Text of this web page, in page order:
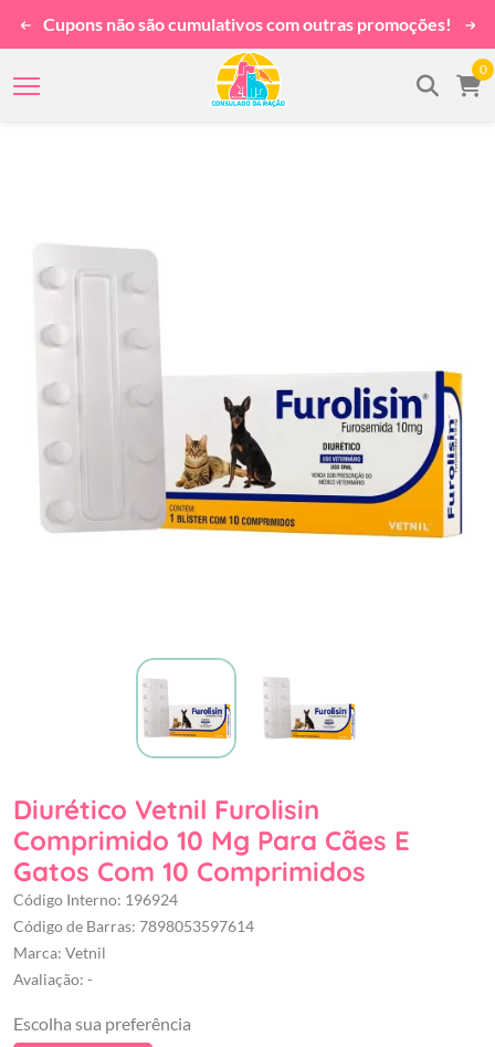
Cupons não são cumulativos com outras promoções!
0
Diurético Vetnil Furolisin
Comprimido 10 Mg Para Cães E
Gatos Com 10 Comprimidos
Código Interno: 196924
Código de Barras: 7898053597614
Marca: Vetnil
Avaliação: -
Escolha sua preferência